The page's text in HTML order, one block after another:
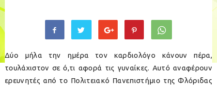
Δύο μήλα την ημέρα τον καρδιολόγο κάνουν πέρα,
τουλάχιστον σε ό,τι αφορά τις γυναίκες. Αυτό αναφέρουν
ερευνητές από το Πολιτειακό Πανεπιστήμιο της Φλόριδας